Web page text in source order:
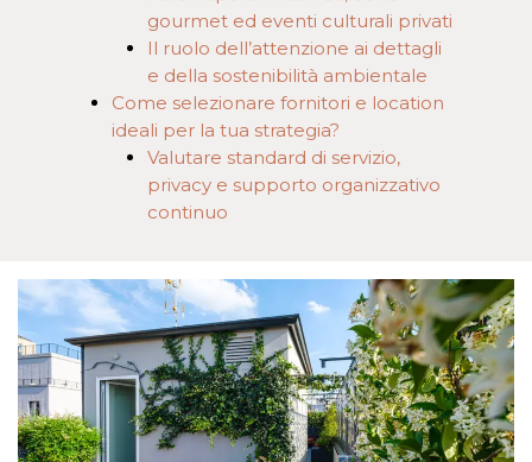
gourmet ed eventi culturali privati
Il ruolo dell’attenzione ai dettagli
e della sostenibilità ambientale
Come selezionare fornitori e location
ideali per la tua strategia?
Valutare standard di servizio,
privacy e supporto organizzativo
continuo